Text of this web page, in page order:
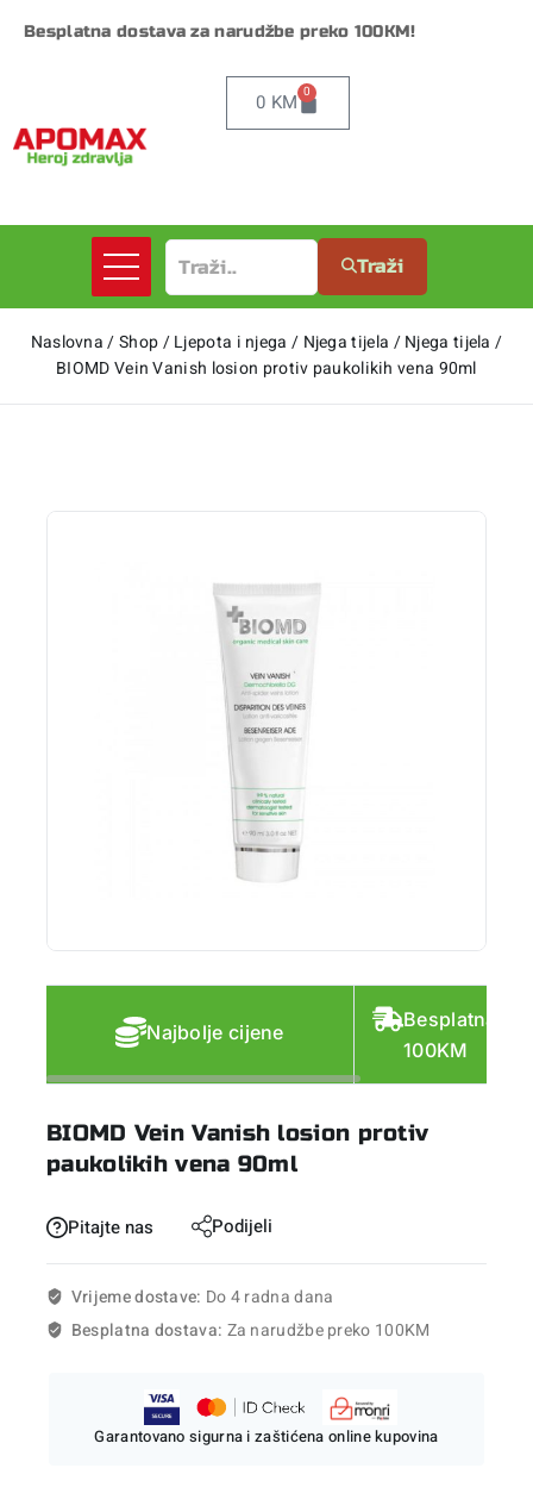
Besplatna dostava za narudžbe preko 100KM!
0 KM 0
Traži
Naslovna /Shop/Ljepota i njega / Njega tijela /Njega tijela /
BIOMD Vein Vanish losion protiv paukolikih vena 90ml
Najbolje cijene
Besplatna
100KM
BIOMD Vein Vanish losion protiv
paukolikih vena 90ml
Pitajte nas Podijeli
Vrijeme dostave: Do 4 radna dana
Besplatna dostava: Za narudžbe preko 100KM
Garantovano sigurna i zaštićena online kupovina